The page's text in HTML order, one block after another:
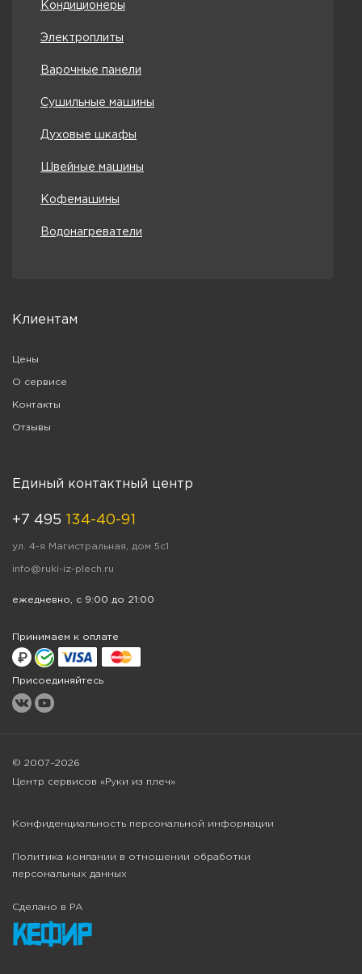
Кондиционеры
Электроплиты
Варочные панели
Сушильные машины
Духовые шкафы
Швейные машины
Кофемашины
Водонагреватели
Клиентам
Цены
О сервисе
Контакты
Отзывы
Единый контактный центр
+7 495 134-40-91
ул. 4-я Магистральная, дом 5с1
info@ruki-iz-plech.ru
ежедневно, с 9:00 до 21:00
Принимаем к оплате
Присоединяйтесь
© 2007–2026
Центр сервисов «Руки из плеч»
Конфиденциальность персональной информации
Политика компании в отношении обработки
персональных данных
Сделано в РА